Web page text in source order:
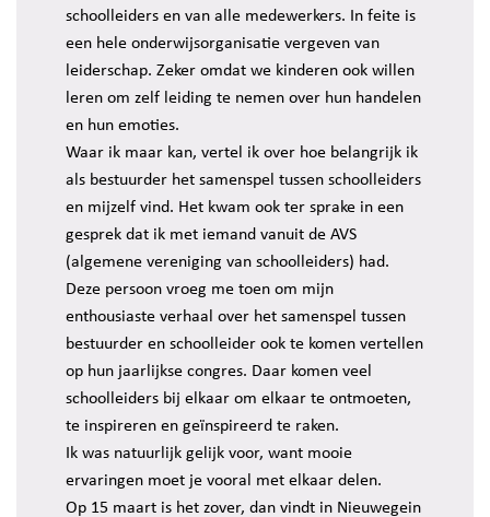
schoolleiders en van alle medewerkers. In feite is
een hele onderwijsorganisatie vergeven van
leiderschap. Zeker omdat we kinderen ook willen
leren om zelf leiding te nemen over hun handelen
en hun emoties.
Waar ik maar kan, vertel ik over hoe belangrijk ik
als bestuurder het samenspel tussen schoolleiders
en mijzelf vind. Het kwam ook ter sprake in een
gesprek dat ik met iemand vanuit de AVS
(algemene vereniging van schoolleiders) had.
Deze persoon vroeg me toen om mijn
enthousiaste verhaal over het samenspel tussen
bestuurder en schoolleider ook te komen vertellen
op hun jaarlijkse congres. Daar komen veel
schoolleiders bij elkaar om elkaar te ontmoeten,
te inspireren en geïnspireerd te raken.
Ik was natuurlijk gelijk voor, want mooie
ervaringen moet je vooral met elkaar delen.
Op 15 maart is het zover, dan vindt in Nieuwegein